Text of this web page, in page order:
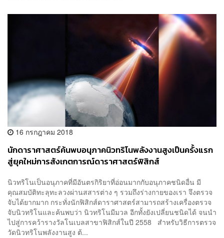
16 กรกฎาคม 2018
นักดาราศาสตร์ค้นพบอนุภาคนิวทริโนพลังงานสูงเป็นครั้งแรก
สู่ยุคใหม่การสังเกตการณ์ดาราศาสตร์ฟิสิกส์
นิวทริโนเป็นอนุภาคที่มีอันตรกิริยาที่อ่อนมากกับอนุภาคชนิดอื่น มี
คุณสมบัติทะลุทะลวงผ่านสสารต่าง ๆ รวมถึงร่างกายของเรา จึงตรวจ
จับได้ยากมาก กระทั่งนักฟิสิกส์ดาราศาสตร์สามารถสร้างเครื่องตรวจ
จับนิวทริโนและค้นพบว่า นิวทริโนมีมวล อีกทั้งยังเปลี่ยนชนิดได้ จนนำ
ไปสู่การคว้ารางวัลโนเบลสาขาฟิสิกส์ในปี 2558 สำหรับวิธีการตรวจ
วัดนิวทริโนพลังงานสูง ต้...